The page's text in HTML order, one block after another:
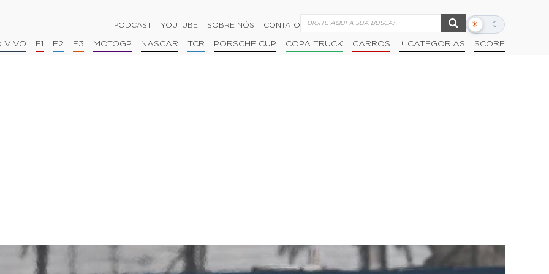
PODCAST YOUTUBE SOBRE NÓS CONTATO ☀ ☾
Alternar
escuro
VIVO F1 F2 F3 MOTOGP NASCAR TCR PORSCHE CUP COPA TRUCK CARROS + CATEGORIAS SCORE